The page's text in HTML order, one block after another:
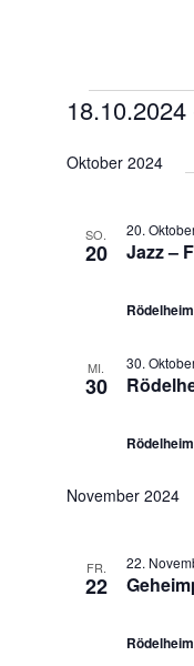
18.10.2024
wählen.
Oktober 2024
SO.
20 Jazz –
20.
MI.
30
30.
November 2024
FR.
22
22.